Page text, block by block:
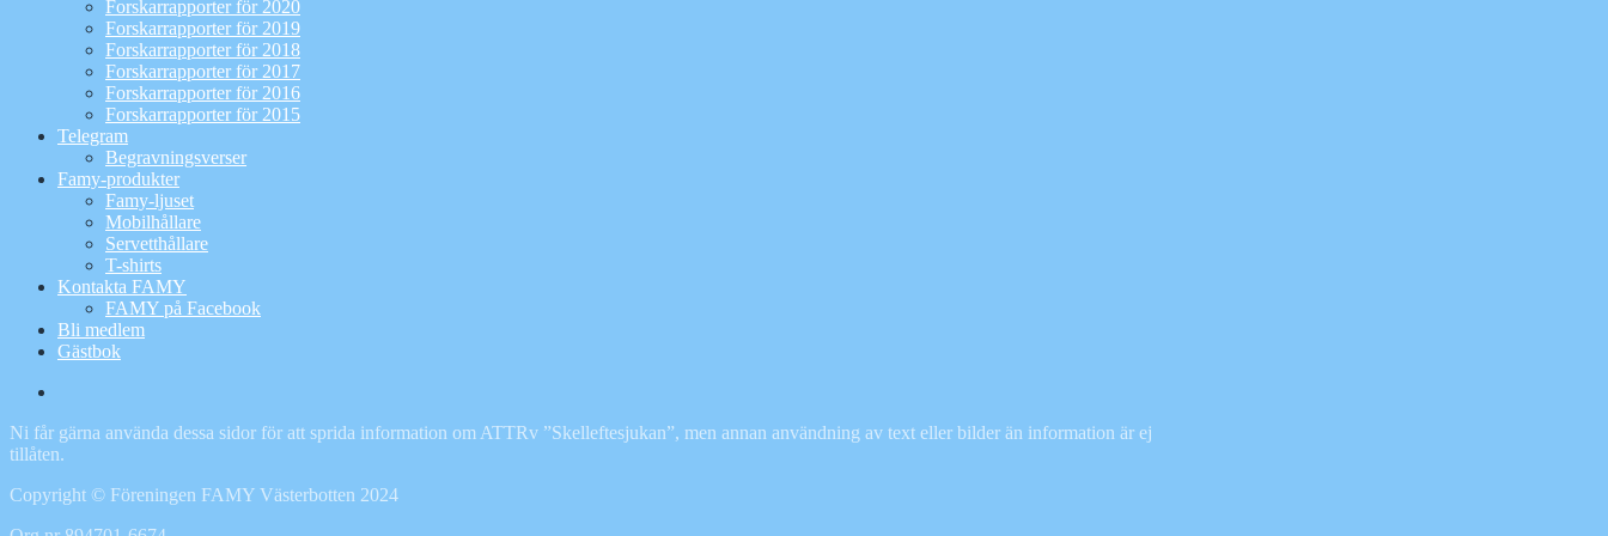
Forskarrapporter för 2020
Forskarrapporter för 2019
Forskarrapporter för 2018
Forskarrapporter för 2017
Forskarrapporter för 2016
Forskarrapporter för 2015
Telegram
Begravningsverser
Famy-produkter
Famy-ljuset
Mobilhållare
Servetthållare
T-shirts
Kontakta FAMY
FAMY på Facebook
Bli medlem
Gästbok
Facebook
Ni får gärna använda dessa sidor för att sprida information om ATTRv ”Skelleftesjukan”, men annan användning av text eller bilder än information är ej
tillåten.
Copyright © Föreningen FAMY Västerbotten 2024